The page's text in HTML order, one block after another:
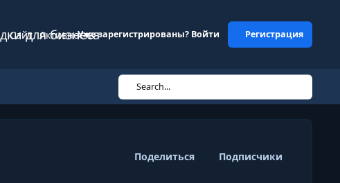
для бизнеса
Сайт АктивностьУже зарегистрированы? Войти Регистрация
Search...
Поделиться Подписчики